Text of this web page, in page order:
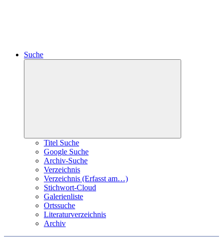
Suche
Titel Suche
Google Suche
Archiv-Suche
Verzeichnis
Verzeichnis (Erfasst am…)
Stichwort-Cloud
Galerienliste
Ortssuche
Literaturverzeichnis
Archiv